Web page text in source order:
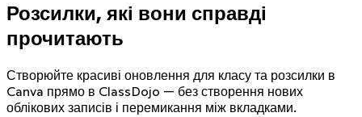
Розсилки, які вони справді
прочитають
Створюйте красиві оновлення для класу та розсилки в
Canva прямо в ClassDojo — без створення нових
облікових записів і перемикання між вкладками.